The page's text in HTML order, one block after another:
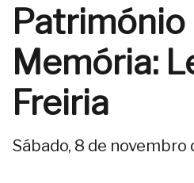
Património
Memória:
Freiria
Sábado, 8 de novembro